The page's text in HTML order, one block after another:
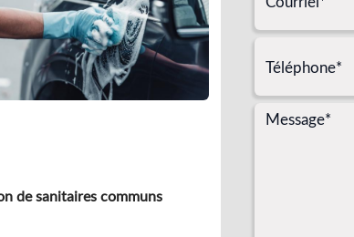
de sanitaires communs